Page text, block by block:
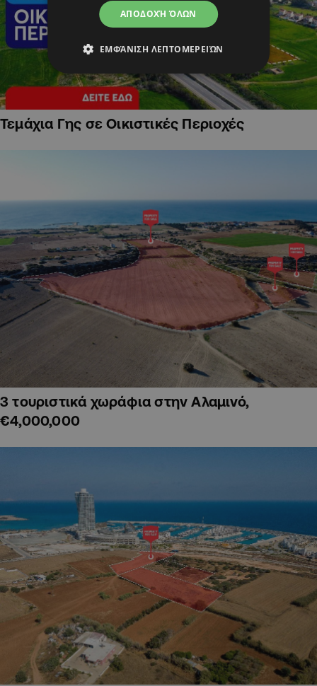
Τεμάχια Γης σε Οικιστικές Περιοχές
3 τουριστικά χωράφια στην Αλαμινό,
€4,000,000
ΑΠΟΔΟΧΉ ΌΛΩΝ
ΕΜΦΆΝΙΣΗ ΛΕΠΤΟΜΕΡΕΙΏΝ